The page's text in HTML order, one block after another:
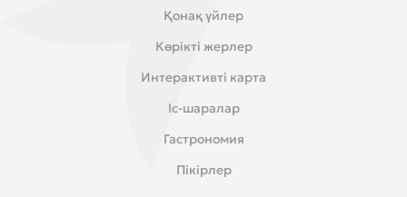
Қонақ үйлер
Көрікті жерлер
Интерактивті карта
Іс-шаралар
Гастрономия
Пікірлер